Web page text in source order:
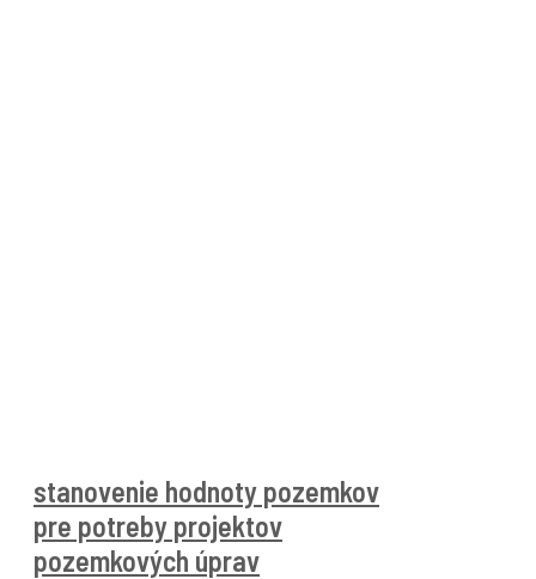
stanovenie hodnoty pozemkov
pre potreby projektov
pozemkových úprav